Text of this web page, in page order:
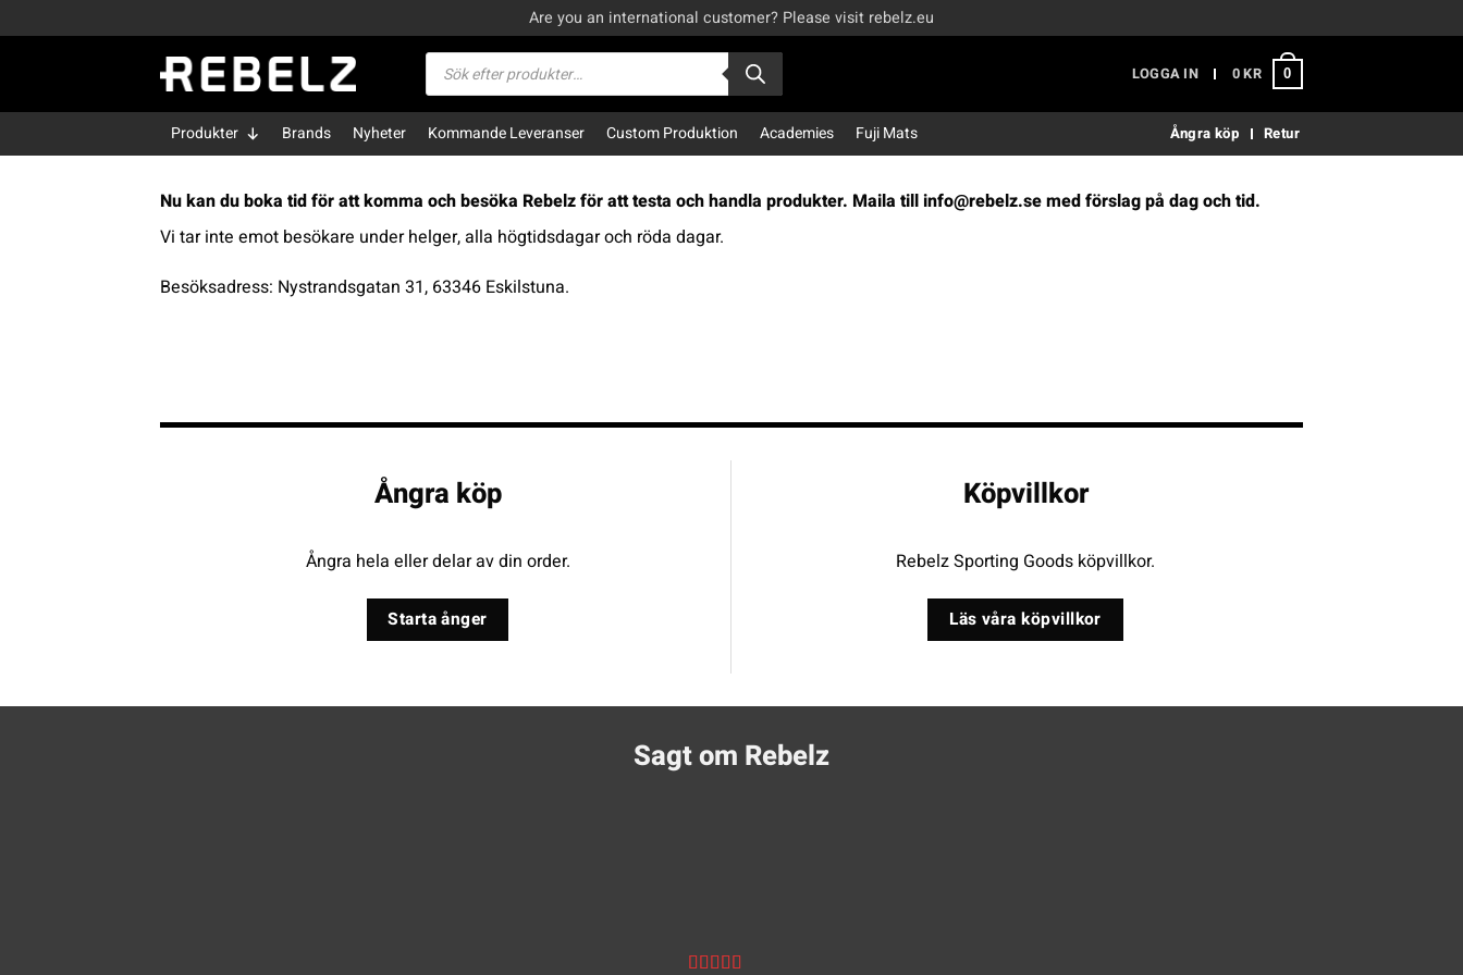
to
Are you an international customer? Please visit rebelz.eu
Produktsökning
LOGGA IN
0KR 0
Produkter Brands Nyheter Kommande Leveranser Custom Produktion Academies Fuji Mats Ångra köp Retur
Nu kan du boka tid för att komma och besöka Rebelz för att testa och handla produkter. Maila tillinfo@rebelz.semed förslag på dag och tid.
Vi tar inte emot besökare under helger, alla högtidsdagar och röda dagar.
Besöksadress: Nystrandsgatan 31, 63346 Eskilstuna.
Ångra köp
Ångra hela eller delar av din order.
Starta ånger
Köpvillkor
Rebelz Sporting Goods köpvillkor.
Läs våra köpvillkor
Sagt om Rebelz